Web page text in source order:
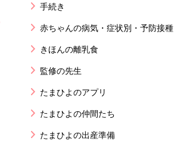
手続き
赤ちゃんの病気・症状別・予防接種
きほんの離乳食
監修の先生
たまひよのアプリ
たまひよの仲間たち
たまひよの出産準備